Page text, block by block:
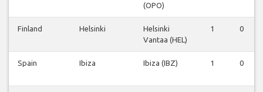
(OPO)
Finland Helsinki
Helsinki
Vantaa (HEL)
1 0
Spain Ibiza Ibiza (IBZ) 1 0